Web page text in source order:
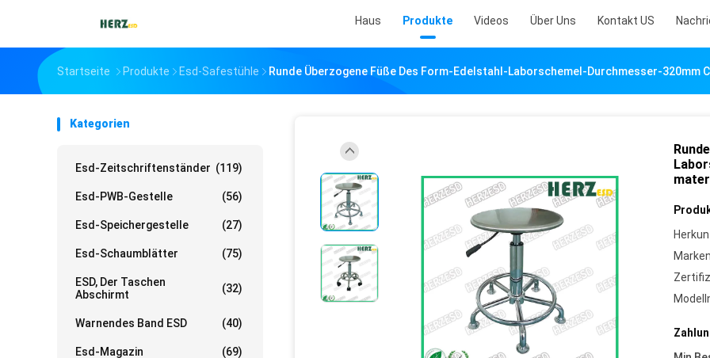
Haus Produkte Videos Über Uns Kontakt US
Startseite Produkte Esd-Safestühle Runde Überzogene Füße Des Form-Edelstahl-Laborschemel-Durchmesser-320mm
Kategorien
Esd-Zeitschriftenständer (119)
Esd-PWB-Gestelle (56)
Esd-Speichergestelle (27)
Esd-Schaumblätter (75)
ESD, Der Taschen
Abschirmt
(32)
Warnendes Band ESD (40)
Esd-Magazin (69)